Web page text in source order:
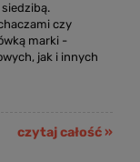
czy
marki -
jak i innych
czytaj całość »